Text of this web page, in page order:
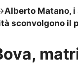
Alberto Matano, i
sconvolgono il